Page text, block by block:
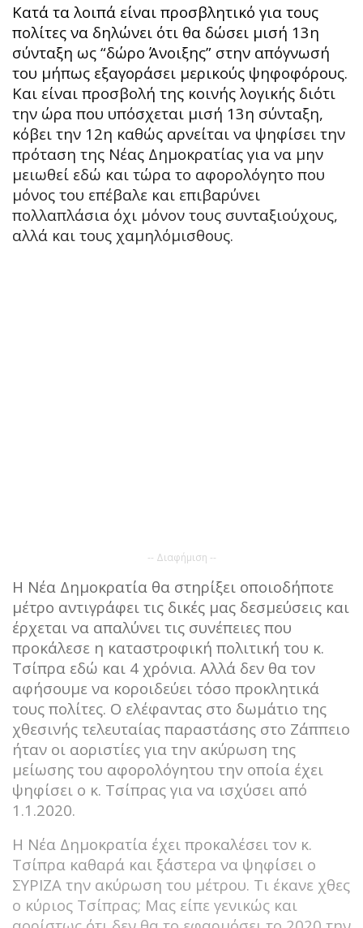
Κατά τα λοιπά είναι προσβλητικό για τους
πολίτες να δηλώνει ότι θα δώσει μισή 13η
σύνταξη ως “δώρο Άνοιξης” στην απόγνωσή
του μήπως εξαγοράσει μερικούς ψηφοφόρους.
Και είναι προσβολή της κοινής λογικής διότι
την ώρα που υπόσχεται μισή 13η σύνταξη,
κόβει την 12η καθώς αρνείται να ψηφίσει την
πρόταση της Νέας Δημοκρατίας για να μην
μειωθεί εδώ και τώρα το αφορολόγητο που
μόνος του επέβαλε και επιβαρύνει
πολλαπλάσια όχι μόνον τους συνταξιούχους,
αλλά και τους χαμηλόμισθους.
-- Διαφήμιση --
Η Νέα Δημοκρατία θα στηρίξει οποιοδήποτε
μέτρο αντιγράφει τις δικές μας δεσμεύσεις και
έρχεται να απαλύνει τις συνέπειες που
προκάλεσε η καταστροφική πολιτική του κ.
Τσίπρα εδώ και 4 χρόνια. Αλλά δεν θα τον
αφήσουμε να κοροιδεύει τόσο προκλητικά
τους πολίτες. Ο ελέφαντας στο δωμάτιο της
χθεσινής τελευταίας παραστάσης στο Ζάππειο
ήταν οι αοριστίες για την ακύρωση της
μείωσης του αφορολόγητου την οποία έχει
ψηφίσει ο κ. Τσίπρας για να ισχύσει από
1.1.2020.
Η Νέα Δημοκρατία έχει προκαλέσει τον κ.
Τσίπρα καθαρά και ξάστερα να ψηφίσει ο
ΣΥΡΙΖΑ την ακύρωση του μέτρου. Τι έκανε χθες
ο κύριος Τσίπρας; Μας είπε γενικώς και